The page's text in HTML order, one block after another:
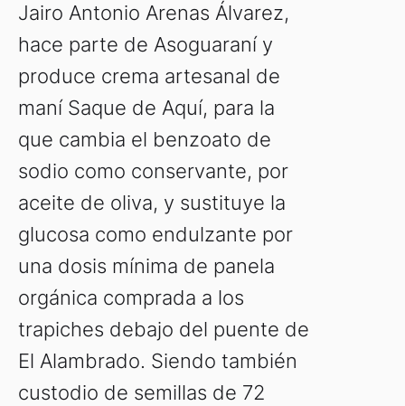
Jairo Antonio Arenas Álvarez,
hace parte de Asoguaraní y
produce crema artesanal de
maní Saque de Aquí, para la
que cambia el benzoato de
sodio como conservante, por
aceite de oliva, y sustituye la
glucosa como endulzante por
una dosis mínima de panela
orgánica comprada a los
trapiches debajo del puente de
El Alambrado. Siendo también
custodio de semillas de 72